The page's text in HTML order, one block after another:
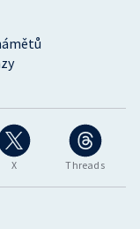
X Threads